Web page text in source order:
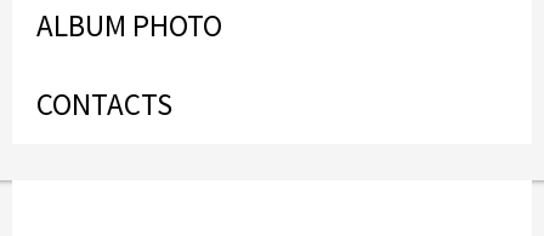
ALBUM PHOTO
CONTACTS